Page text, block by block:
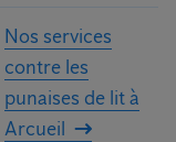
Nos services
contre les
punaises de lit à
Arcueil